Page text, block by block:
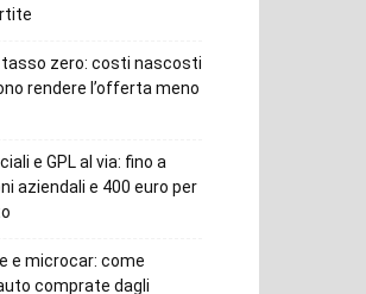
zero: costi nascosti
rendere l’offerta meno
e GPL al via: fino a
aziendali e 400 euro per
e microcar: come
comprate dagli